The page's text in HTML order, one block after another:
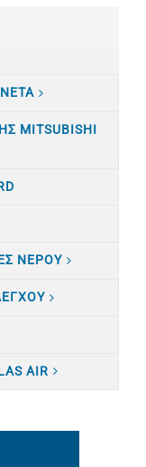
MITSUBISHI
ΝΕΡΟΥ
AIR